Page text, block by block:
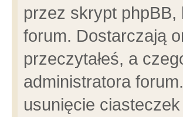
przez skrypt
forum. Dostarczają
przeczytałeś, a
administratora
usunięcie